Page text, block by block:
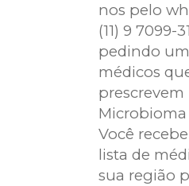
nos pelo
(11) 9 7099-
pedindo
médicos
prescrevem
Microbioma
Você
lista de
sua região